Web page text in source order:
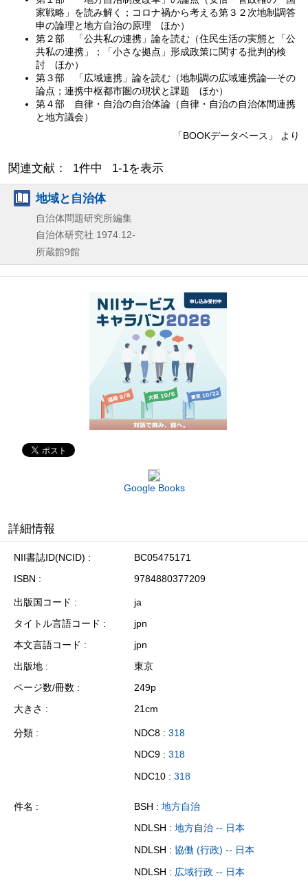
家戦略」を読み解く；コロナ禍から考える第３２次地制調答
申の論理と地方自治の原理 ほか）
第２部 「公共私の連携」論を読む（住民生活の実態と「公
共私の連携」；「小さな拠点」形成政策に関する批判的検
討 ほか）
第３部 「広域連携」論を読む（地制調の広域連携論—その
論点；連携中枢都市圏の現状と課題 ほか）
第４部 自律・自治の自治体論（自律・自治の自治体間連携
と地方議会）
「BOOKデータベース」 より
関連文献： 1件中 1-1を表示
地域と自治体
自治体問題研究所編集
自治体研究社 1974.12-
所蔵館9館
Google Books
詳細情報
NII書誌ID(NCID)
BC05475171
ISBN
9784880377209
出版国コード
ja
タイトル言語コード
jpn
本文言語コード
jpn
出版地
東京
ページ数/冊数
249p
大きさ
21cm
分類 NDC8 : 318
NDC9 : 318
NDC10 : 318
件名 BSH : 地方自治
NDLSH : 地方自治 -- 日本
NDLSH : 協働 (行政) -- 日本
NDLSH : 広域行政 -- 日本